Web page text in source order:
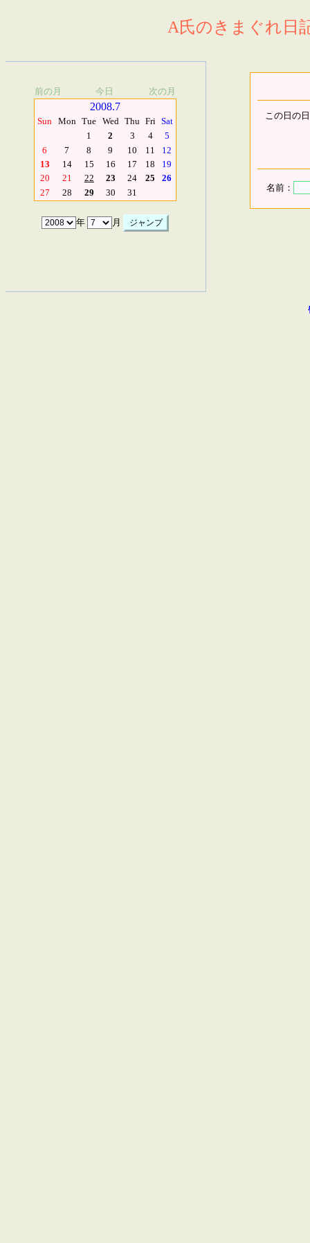
A氏のきまぐれ日
前の月 今日 次の月
2008.7
Sun Mon Tue Wed Thu Fri Sat
1
2 3 4
5
6
7 8 9 10 11
12
13
14 15 16 17 18
19
20
21 22 23 24 25
26
27
28 29 30 31
年 月
この日の
名前：